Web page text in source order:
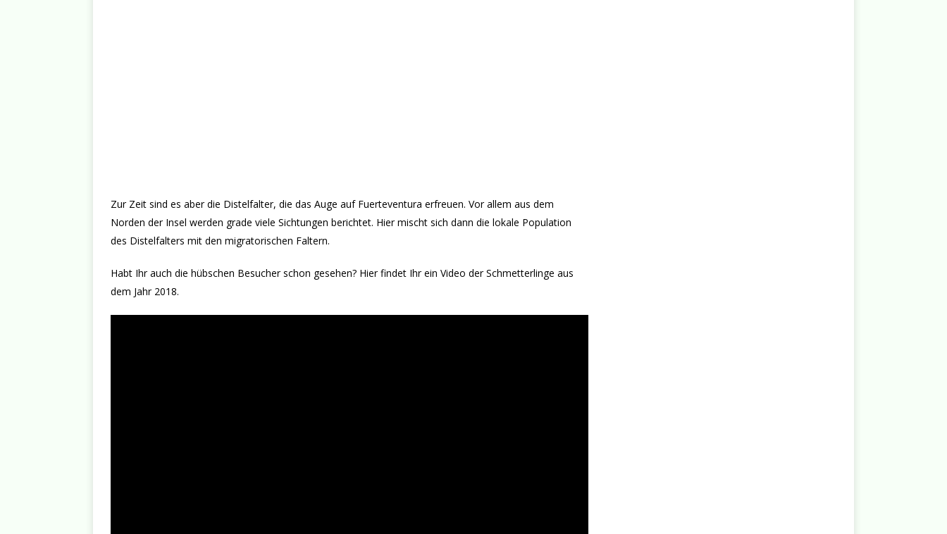
Zur Zeit sind es aber die Distelfalter, die das Auge auf Fuerteventura erfreuen. Vor allem aus dem
Norden der Insel werden grade viele Sichtungen berichtet. Hier mischt sich dann die lokale Population
des Distelfalters mit den migratorischen Faltern.
Habt Ihr auch die hübschen Besucher schon gesehen? Hier findet Ihr ein Video der Schmetterlinge aus
dem Jahr 2018.